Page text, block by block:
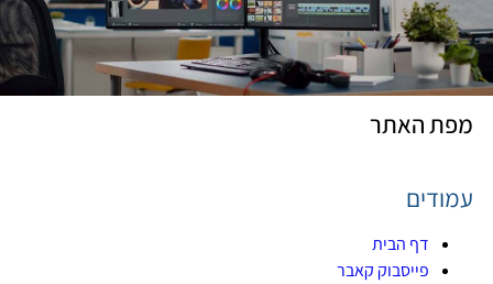
מפת האתר
עמודים
דף הבית
פייסבוק קאבר